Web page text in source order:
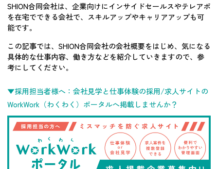
SHION合同会社は、企業向けにインサイドセールスやテレアポ
を在宅でできる会社で、スキルアップやキャリアアップも可
能です。
この記事では、SHION合同会社の会社概要をはじめ、気になる
具体的な仕事内容、働き方などを紹介していきますので、参
考にしてください。
▼採用担当者様へ：会社見学と仕事体験の採用/求人サイトの
WorkWork（わくわく）ポータルへ掲載しませんか？